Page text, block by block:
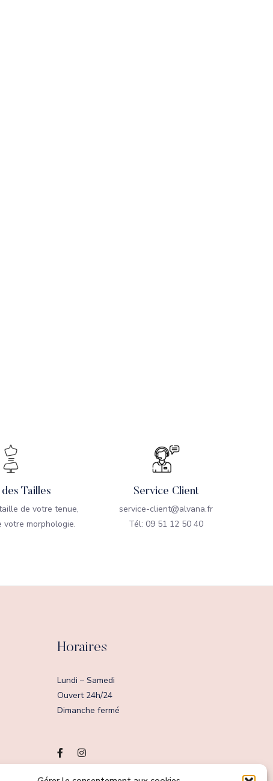
Tailles
de votre tenue,
votre morphologie.
Service Client
service-client@alvana.fr
Tél: 09 51 12 50 40
Horaires
Lundi – Samedi
Ouvert 24h/24
Dimanche fermé